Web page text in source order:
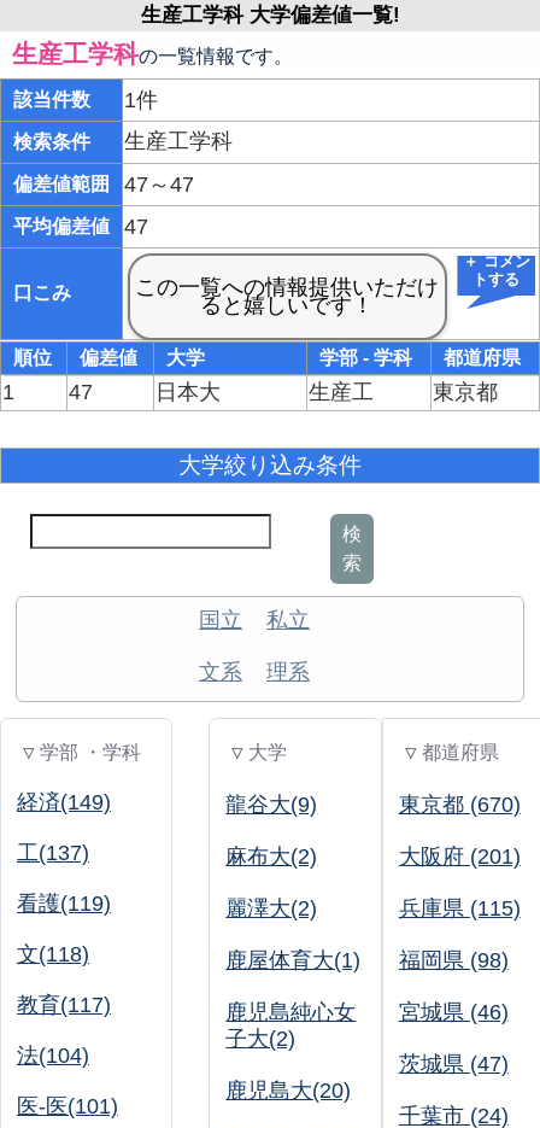
生産工学科 大学偏差値一覧!
生産工学科の一覧情報です。
該当件数 1件
検索条件 生産工学科
偏差値範囲 47～47
平均偏差値 47
口こみ
＋ コメン
トする
順位 偏差値 大学 学部 - 学科 都道府県
1 47 日本大 生産工 東京都
大学絞り込み条件
検
索
国立 私立
文系 理系
▽ 学部 ・学科
経済(149)
工(137)
看護(119)
文(118)
教育(117)
法(104)
医-医(101)
▽ 大学
龍谷大(9)
麻布大(2)
麗澤大(2)
鹿屋体育大(1)
鹿児島純心女
子大(2)
鹿児島大(20)
▽ 都道府県
東京都 (670)
大阪府 (201)
兵庫県 (115)
福岡県 (98)
宮城県 (46)
茨城県 (47)
千葉市 (24)